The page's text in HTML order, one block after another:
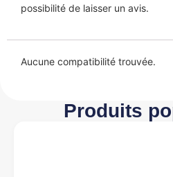
possibilité de laisser un avis.
Aucune compatibilité trouvée.
Produits